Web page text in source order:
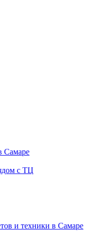
с ТЦ
и техники в Самаре